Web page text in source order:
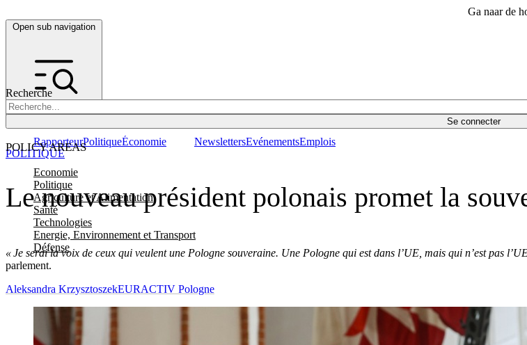
Ga naar de
Open sub navigation
Recherche
Se connecter
POLICY AREAS
Economie
Politique
Agriculture et Alimentation
Santé
Technologies
Energie, Environnement et Transport
Défense
RapporteurPolitiqueÉconomie NewslettersEvénementsEmplois
Le nouveau président polonais promet la
« Je serai la voix de ceux qui veulent une Pologne souveraine. Une Pologne qui est dans l’UE, mais qui n’est pas
parlement.
POLITIQUE
Aleksandra KrzysztoszekEURACTIV Pologne